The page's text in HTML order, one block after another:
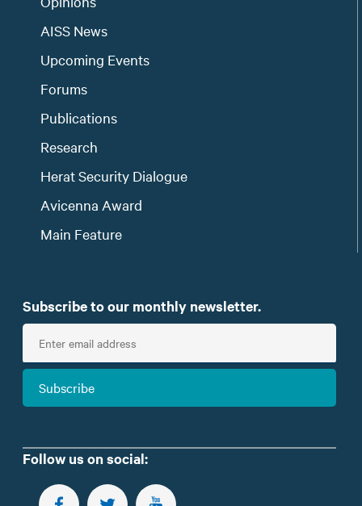
AISS News
Upcoming Events
Forums
Publications
Research
Herat Security Dialogue
Avicenna Award
Main Feature
Subscribe to our monthly newsletter.
E
t
m
Subscribe
Follow us on social: